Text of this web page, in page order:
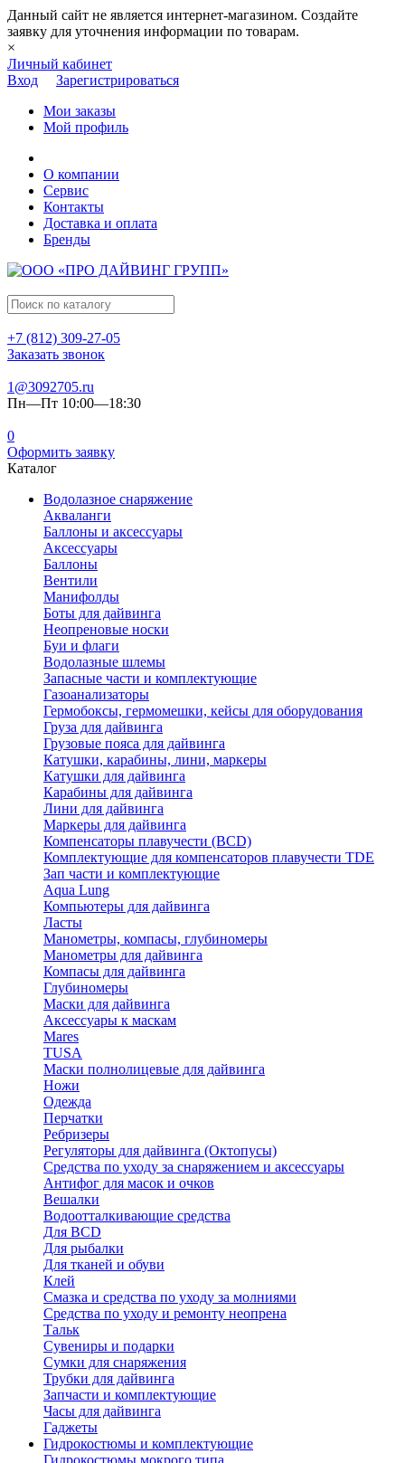
Данный сайт не является интернет-магазином. Создайте
заявку для уточнения информации по товарам.
×
Личный кабинет
Вход
Зарегистрироваться
Мои заказы
Мой профиль
О компании
Сервис
Контакты
Доставка и оплата
Бренды
+7 (812) 309-27-05
Заказать звонок
1@3092705.ru
Пн—Пт 10:00—18:30
0
Оформить заявку
Каталог
Водолазное снаряжение
Акваланги
Баллоны и аксессуары
Аксессуары
Баллоны
Вентили
Манифолды
Боты для дайвинга
Неопреновые носки
Буи и флаги
Водолазные шлемы
Запасные части и комплектующие
Газоанализаторы
Гермобоксы, гермомешки, кейсы для оборудования
Груза для дайвинга
Грузовые пояса для дайвинга
Катушки, карабины, лини, маркеры
Катушки для дайвинга
Карабины для дайвинга
Лини для дайвинга
Маркеры для дайвинга
Компенсаторы плавучести (BCD)
Комплектующие для компенсаторов плавучести TDE
Зап части и комплектующие
Aqua Lung
Компьютеры для дайвинга
Ласты
Манометры, компасы, глубиномеры
Манометры для дайвинга
Компасы для дайвинга
Глубиномеры
Маски для дайвинга
Аксессуары к маскам
Mares
TUSA
Маски полнолицевые для дайвинга
Ножи
Одежда
Перчатки
Ребризеры
Регуляторы для дайвинга (Октопусы)
Средства по уходу за снаряжением и аксессуары
Антифог для масок и очков
Вешалки
Водоотталкивающие средства
Для BCD
Для рыбалки
Для тканей и обуви
Клей
Смазка и средства по уходу за молниями
Средства по уходу и ремонту неопрена
Тальк
Сувениры и подарки
Сумки для снаряжения
Трубки для дайвинга
Запчасти и комплектующие
Часы для дайвинга
Гаджеты
Гидрокостюмы и комплектующие
Гидрокостюмы мокрого типа